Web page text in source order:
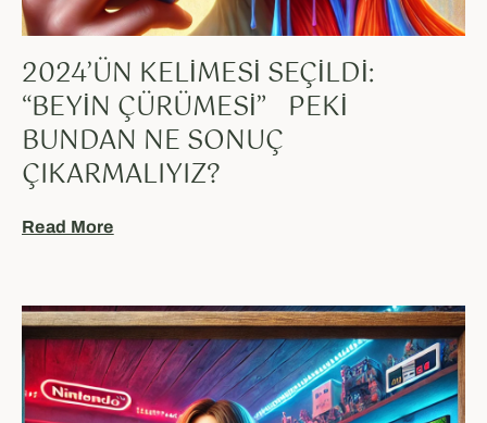
2024’ÜN KELIMESI SEÇILDI:
“BEYIN ÇÜRÜMESI” PEKI
BUNDAN NE SONUÇ
ÇIKARMALIYIZ?
Read More